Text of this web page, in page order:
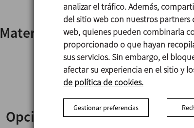
Materiales
Cuerpo AISI 316L
Juntas EPDM
Acabado superficial interno
Acabado superficial
Opciones
Juntas en FPM.
analizar el tráfico. Además,
del sitio web con nuestros partners
web, quienes pueden combinarla
proporcionado o que hayan
sus servicios. Sin embargo, el
afectar su experiencia en el sitio y
de política de cookies.
Gestionar preferencias